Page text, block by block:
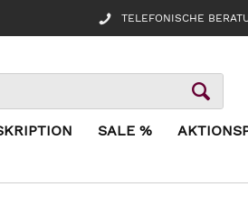
TELEFONISCHE
SALE %